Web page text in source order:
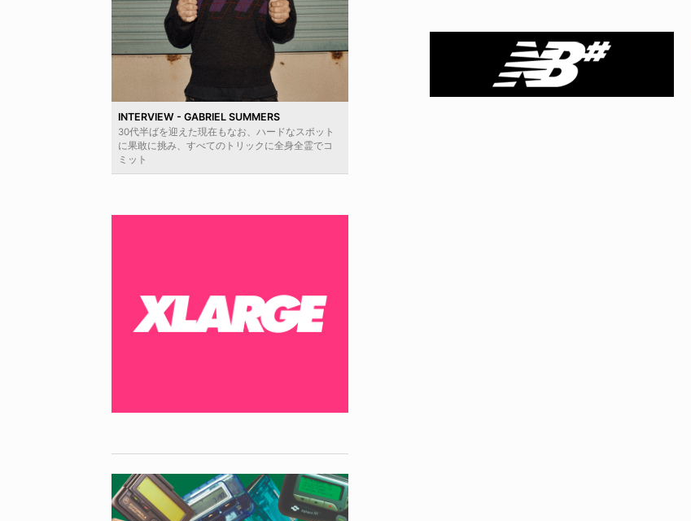
INTERVIEW - GABRIEL SUMMERS
30代半ばを迎えた現在もなお、ハードなスポット
に果敢に挑み、すべてのトリックに全身全霊でコ
ミット